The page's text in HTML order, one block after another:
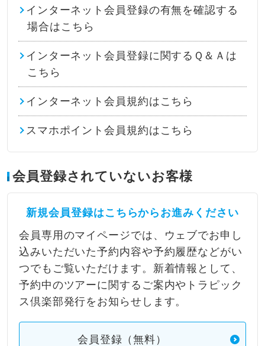
インターネット会員登録の有無を確認する
場合はこちら
インターネット会員登録に関するＱ＆Ａは
こちら
インターネット会員規約はこちら
スマホポイント会員規約はこちら
会員登録されていないお客様
新規会員登録はこちらからお進みください
会員専用のマイページでは、ウェブでお申し
込みいただいた予約内容や予約履歴などがい
つでもご覧いただけます。新着情報として、
予約中のツアーに関するご案内やトラピック
ス倶楽部発行をお知らせします。
会員登録（無料）